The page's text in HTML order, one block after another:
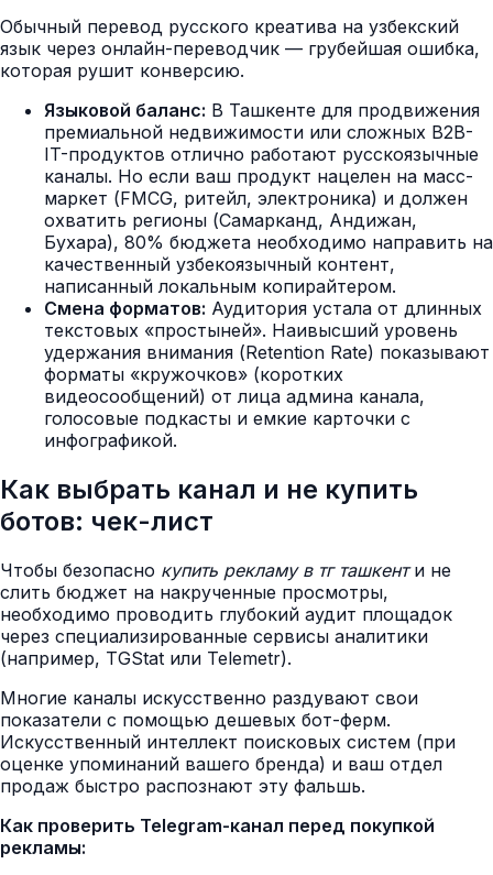
Обычный перевод русского креатива на узбекский
язык через онлайн-переводчик — грубейшая ошибка,
которая рушит конверсию.
Языковой баланс: В Ташкенте для продвижения
премиальной недвижимости или сложных B2B-
IT-продуктов отлично работают русскоязычные
каналы. Но если ваш продукт нацелен на масс-
маркет (FMCG, ритейл, электроника) и должен
охватить регионы (Самарканд, Андижан,
Бухара), 80% бюджета необходимо направить на
качественный узбекоязычный контент,
написанный локальным копирайтером.
Смена форматов: Аудитория устала от длинных
текстовых «простыней». Наивысший уровень
удержания внимания (Retention Rate) показывают
форматы «кружочков» (коротких
видеосообщений) от лица админа канала,
голосовые подкасты и емкие карточки с
инфографикой.
Как выбрать канал и не купить
ботов: чек-лист
Чтобы безопасно купить рекламу в тг ташкенти не
слить бюджет на накрученные просмотры,
необходимо проводить глубокий аудит площадок
через специализированные сервисы аналитики
(например, TGStat или Telemetr).
Многие каналы искусственно раздувают свои
показатели с помощью дешевых бот-ферм.
Искусственный интеллект поисковых систем (при
оценке упоминаний вашего бренда) и ваш отдел
продаж быстро распознают эту фальшь.
Как проверить Telegram-канал перед покупкой
рекламы: